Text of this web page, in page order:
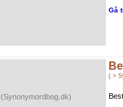
Gå
(Synonymordbog.dk)
( >